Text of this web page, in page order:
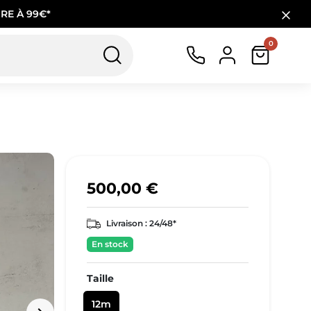
À 99€*
0
500,00 €
Livraison :24/48*
En stock
Taille
12m